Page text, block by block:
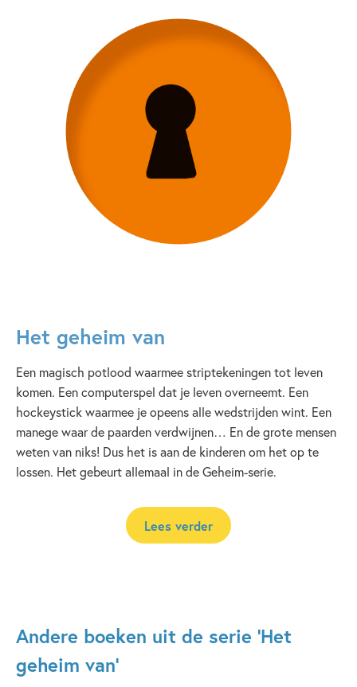
Het geheim van
Een magisch potlood waarmee striptekeningen tot leven
komen. Een computerspel dat je leven overneemt. Een
hockeystick waarmee je opeens alle wedstrijden wint. Een
manege waar de paarden verdwijnen… En de grote mensen
weten van niks! Dus het is aan de kinderen om het op te
lossen. Het gebeurt allemaal in de Geheim-serie.
Lees verder
Andere boeken uit de serie 'Het
geheim van'